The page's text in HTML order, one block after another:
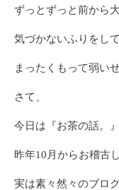
ずっとずっと前から
気づかないふりをし
まったくもって弱い
さて、
今日は『お茶の話。』
昨年10月からお稽古
実は素々然々のブロ